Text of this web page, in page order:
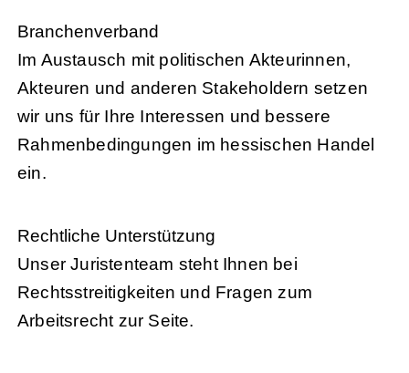
Branchenverband
Im Austausch mit politischen Akteurinnen,
Akteuren und anderen Stakeholdern setzen
wir uns für Ihre Interessen und bessere
Rahmenbedingungen im hessischen Handel
ein.
Rechtliche Unterstützung
Unser Juristenteam steht Ihnen bei
Rechtsstreitigkeiten und Fragen zum
Arbeitsrecht zur Seite.